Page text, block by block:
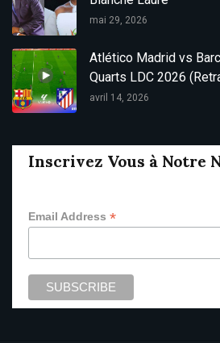
mai 29, 2026
Atlético Madrid vs
Quarts LDC 2026
avril 14, 2026
Inscrivez Vous à Notre
Email Address *